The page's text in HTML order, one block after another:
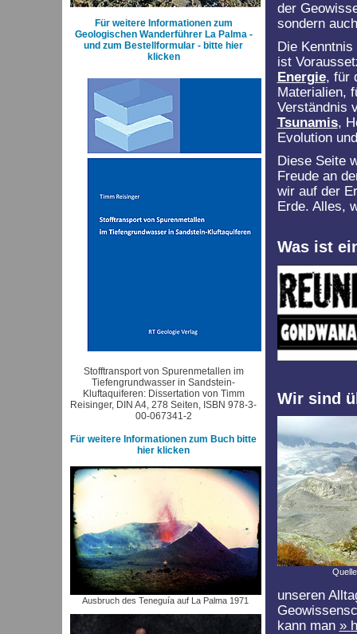
Für weitere Informationen zum
Geologischen Wanderführer La Palma -
und zum Bestellformular - bitte hier
klicken
Stofftransport von Spurenmetallen im
Tiefengrundwasser in Sandstein-
Kluftaquiferen: Dissertation von Timm
Reisinger, DIN A4, 278 Seiten, ISBN 978-3-
00-067341-2
Für weitere Informationen zum Buch bitte
hier klicken
Ausbruch des Teneguía auf La Palma 1971
der
sondern
Die
ist
Energie, für
Materialien,
Verständnis
Tsunamis,
Evolution
Diese Seite
Freude an
wir auf der
Erde. Alles,
Was ist
Wir sind
unseren
kann man